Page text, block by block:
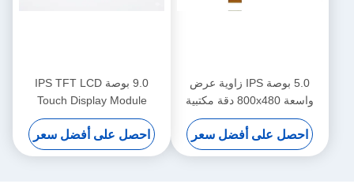
5.0 بوصة IPS زاوية عرض
واسعة 800x480 دقة مكتبية
TFT LCD
احصل على أفضل سعر
9.0 بوصة IPS TFT LCD
Touch Display Module
1280x720 LVDS لمعدات
المكتب
احصل على أفضل سعر